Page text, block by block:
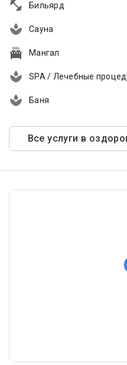
Бильярд
Сауна
Мангал
SPA / Лечебные
Баня
Все услуги в